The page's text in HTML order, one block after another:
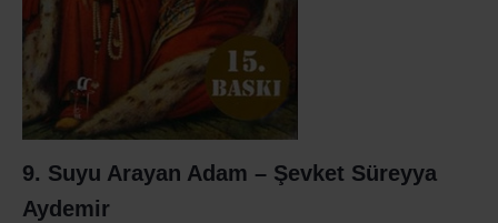
9. Suyu Arayan Adam – Şevket Süreyya
Aydemir